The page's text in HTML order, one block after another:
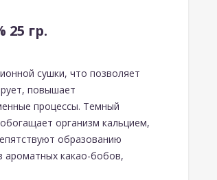
гр.
сушки, что позволяет
повышает
процессы. Темный
организм кальцием,
образованию
ароматных какао-бобов,